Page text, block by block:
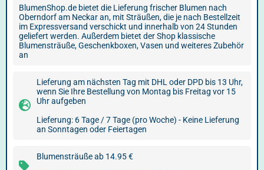
BlumenShop.de bietet die Lieferung frischer Blumen nach
Oberndorf am Neckar an, mit Sträußen, die je nach Bestellzeit
im Expressversand verschickt und innerhalb von 24 Stunden
geliefert werden. Außerdem bietet der Shop klassische
Blumensträuße, Geschenkboxen, Vasen und weiteres Zubehör
an
Lieferung am nächsten Tag mit DHL oder DPD bis 13 Uhr,
wenn Sie Ihre Bestellung von Montag bis Freitag vor 15
Uhr aufgeben
Lieferung: 6 Tage / 7 Tage (pro Woche) - Keine Lieferung
an Sonntagen oder Feiertagen
Blumensträuße ab 14.95 €